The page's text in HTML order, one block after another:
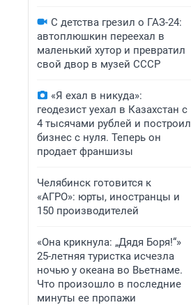
С детства грезил о ГАЗ-24:
автоплюшкин переехал в
маленький хутор и превратил
свой двор в музей СССР
«Я ехал в никуда»:
геодезист уехал в Казахстан с
4 тысячами рублей и построил
бизнес с нуля. Теперь он
продает франшизы
Челябинск готовится к
«АГРО»: юрты, иностранцы и
150 производителей
«Она крикнула: „Дядя Боря!“»
25-летняя туристка исчезла
ночью у океана во Вьетнаме.
Что произошло в последние
минуты ее пропажи